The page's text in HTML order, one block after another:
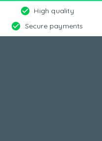
High quality
Secure payments